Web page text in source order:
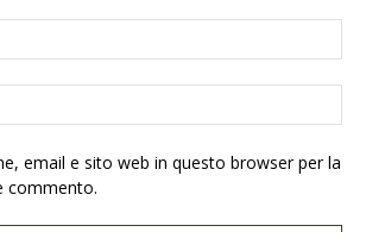
email e sito web in questo browser per la
commento.